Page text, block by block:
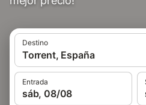
Destino
Torrent, España
Entrada
sáb, 08/08